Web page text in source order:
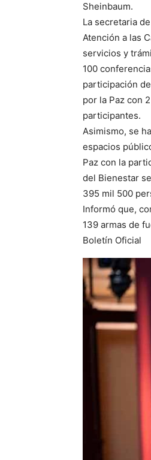
Sheinbaum.
La secretaria
Atención a las
servicios y
100
participación
por la Paz con
participantes.
Asimismo, se
espacios
Paz con la
del Bienestar
395 mil 500
Informó que,
139 armas de
Boletín Oficial